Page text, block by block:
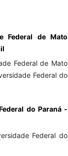
Federal de Mato
Federal de Mato
Federal do
do Paraná -
Federal do